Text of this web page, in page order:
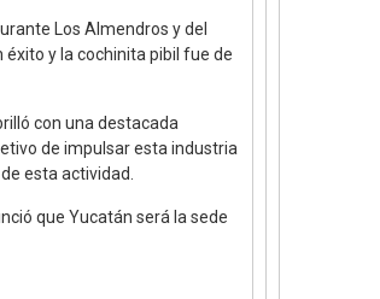
Los Almendros y del
y la cochinita pibil fue de
con una destacada
de impulsar esta industria
esta actividad.
que Yucatán será la sede